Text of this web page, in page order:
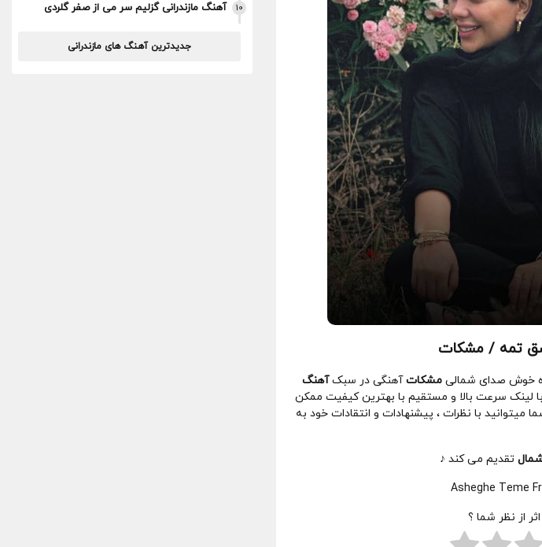
تمه / مشکات
خوش صدای شمالی مشکاتآهنگی در سبکآهنگ
لینک سرعت بالا و مستقیم با بهترین کیفیت ممکن
با نظرات ، پیشنهادات و انتقادات خود به
تقدیم می کند ♪
Asheghe Teme
از نظر شما ؟
10 آهنگ مازندرانی گزلیم سر می از صفر گلردی
جدیدترین آهنگ های مازندرانی